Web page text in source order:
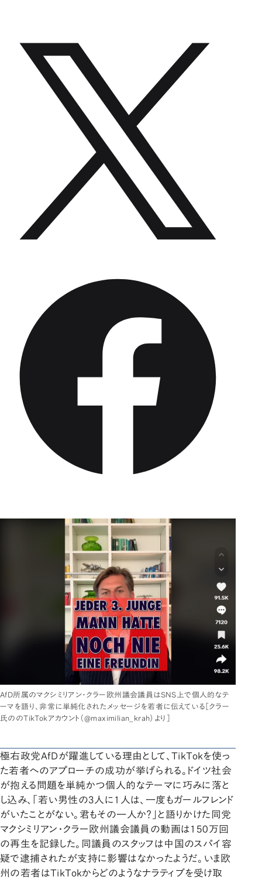
AfD所属のマクシミリアン・クラー欧州議会議員はSNS上で個人的なテ
ーマを語り、非常に単純化されたメッセージを若者に伝えている［クラー
氏ののTikTokアカウント（@maximilian_krah）より］
極右政党AfDが躍進している理由として、TikTokを使っ
た若者へのアプローチの成功が挙げられる。ドイツ社会
が抱える問題を単純かつ個人的なテーマに巧みに落と
し込み、「若い男性の3人に1人は、一度もガールフレンド
がいたことがない。君もその一人か？」と語りかけた同党
マクシミリアン・クラー欧州議会議員の動画は150万回
の再生を記録した。同議員のスタッフは中国のスパイ容
疑で逮捕されたが支持に影響はなかったようだ。いま欧
州の若者はTikTokからどのようなナラティブを受け取